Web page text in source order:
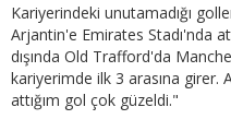
Kariyerindeki unutamadığı
Arjantin'e Emirates Stadı'nda
dışında Old Trafford'da
kariyerimde ilk 3 arasına girer.
attığım gol çok güzeldi."